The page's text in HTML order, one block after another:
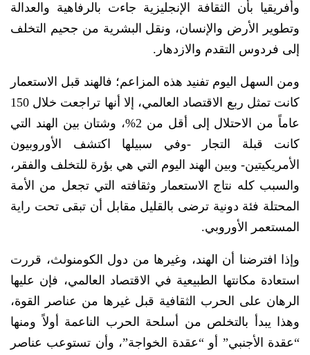
وأفريقيا بأن الثقافة الإنجليزية جاءت بالرفاهية والعدالة
وتطوير الأرض والإنسان، ونقل البشرية من جحيم التخلف
إلى فردوس التقدم والازدهار.
ومن السهل اليوم تفنيد هذه المزاعم؛ فالهند قبل الاستعمار
كانت تمثل ربع الاقتصاد العالمي، إلا أنها تراجعت خلال 150
عاماً من الاحتلال إلى أقل من 2%، وشتان بين الهند التي
كانت قبلة التجار -وفي سبيلها اكتشف الأوروبيون
الأمريكيتين- وبين الهند اليوم التي هي بؤرة للتخلف والفقر،
والسبب كله نتاج الاستعمار وثقافته التي تجعل من الأمة
المحتلة فئة دونية ترضى بالقليل مقابل أن تبقى تحت راية
المستعمر الأوروبي.
وإذا افترضنا أن الهند، وغيرها من دول الكومنولث، قررت
استعادة مكانتها الطبيعية في الاقتصاد العالمي، فإن عليها
الرهان على الحرب الثقافية قبل غيرها من عناصر القوة،
وهذا يبدأ بالتخلص من أسلحة الحرب الناعمة أولاً ومنها
“عقدة الأجنبي” أو “عقدة الخواجة”، وأن تستوعب عناصر